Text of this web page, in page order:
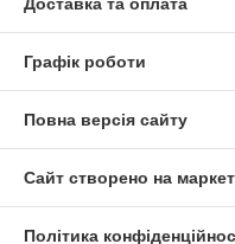
Графік роботи
Повна версія сайту
Сайт створено на
Політика